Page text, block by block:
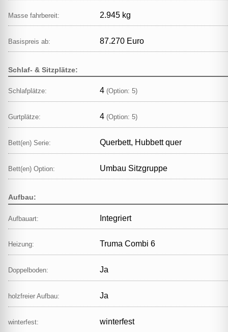
Masse fahrbereit: 2.945 kg
Basispreis ab: 87.270 Euro
Schlaf- & Sitzplätze:
Schlafplätze: 4 (Option: 5)
Gurtplätze: 4 (Option: 5)
Bett(en) Serie: Querbett, Hubbett quer
Bett(en) Option: Umbau Sitzgruppe
Aufbau:
Aufbauart: Integriert
Heizung: Truma Combi 6
Doppelboden: Ja
holzfreier Aufbau: Ja
winterfest: winterfest